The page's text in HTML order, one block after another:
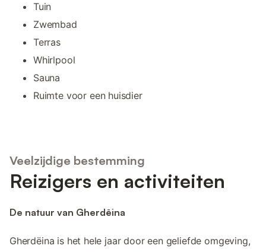
Tuin
Zwembad
Terras
Whirlpool
Sauna
Ruimte voor een huisdier
Veelzijdige bestemming
Reizigers en activiteiten
De natuur van Gherdëina
Gherdëina is het hele jaar door een geliefde omgeving,